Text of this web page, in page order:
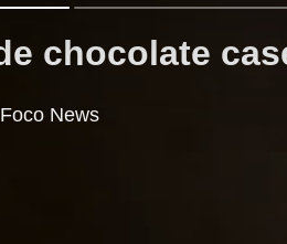
chocolate
News